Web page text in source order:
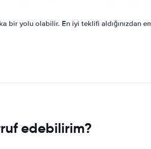
bir yolu olabilir. En iyi teklifi aldığınızdan
edebilirim?